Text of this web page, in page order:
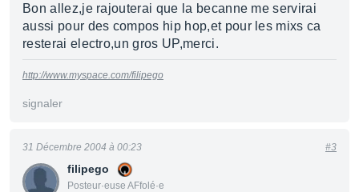
Bon allez,je rajouterai que la becanne me servirai
aussi pour des compos hip hop,et pour les mixs ca
resterai electro,un gros UP,merci.
http://www.myspace.com/filipego
signaler
filipego
Posteur·euse AFfolé·e
31 Décembre 2004 à 00:23 #3